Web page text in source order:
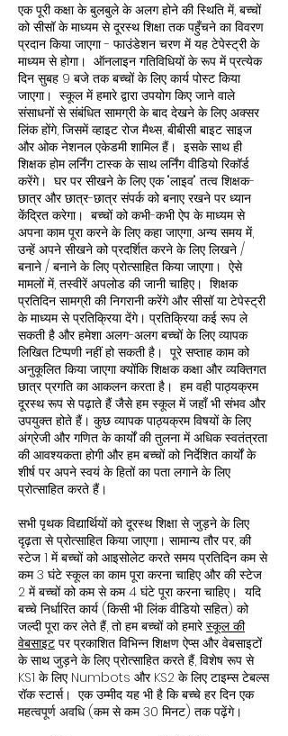
एक पूरी कक्षा के बुलबुले के अलग होने की स्थिति में, बच्चों
को सीसॉ के माध्यम से दूरस्थ शिक्षा तक पहुँचने का विवरण
प्रदान किया जाएगा - फाउंडेशन चरण में यह टेपेस्ट्री के
माध्यम से होगा। ऑनलाइन गतिविधियों के रूप में प्रत्येक
दिन सुबह 9 बजे तक बच्चों के लिए कार्य पोस्ट किया
जाएगा। स्कूल में हमारे द्वारा उपयोग किए जाने वाले
संसाधनों से संबंधित सामग्री के बाद देखने के लिए अक्सर
लिंक होंगे, जिसमें व्हाइट रोज मैथ्स, बीबीसी बाइट साइज
और ओक नेशनल एकेडमी शामिल हैं। इसके साथ ही
शिक्षक होम लर्निंग टास्क के साथ लर्निंग वीडियो रिकॉर्ड
करेंगे। घर पर सीखने के लिए एक "लाइव" तत्व शिक्षक-
छात्र और छात्र-छात्र संपर्क को बनाए रखने पर ध्यान
केंद्रित करेगा। बच्चों को कभी-कभी ऐप के माध्यम से
अपना काम पूरा करने के लिए कहा जाएगा, अन्य समय में,
उन्हें अपने सीखने को प्रदर्शित करने के लिए लिखने /
बनाने / बनाने के लिए प्रोत्साहित किया जाएगा। ऐसे
मामलों में, तस्वीरें अपलोड की जानी चाहिए। शिक्षक
प्रतिदिन सामग्री की निगरानी करेंगे और सीसॉ या टेपेस्ट्री
के माध्यम से प्रतिक्रिया देंगे। प्रतिक्रिया कई रूप ले
सकती है और हमेशा अलग-अलग बच्चों के लिए व्यापक
लिखित टिप्पणी नहीं हो सकती है। पूरे सप्ताह काम को
अनुकूलित किया जाएगा क्योंकि शिक्षक कक्षा और व्यक्तिगत
छात्र प्रगति का आकलन करता है। हम वही पाठ्यक्रम
दूरस्थ रूप से पढ़ाते हैं जैसे हम स्कूल में जहाँ भी संभव और
उपयुक्त होते हैं। कुछ व्यापक पाठ्यक्रम विषयों के लिए
अंग्रेजी और गणित के कार्यों की तुलना में अधिक स्वतंत्रता
की आवश्यकता होगी और हम बच्चों को निर्देशित कार्यों के
शीर्ष पर अपने स्वयं के हितों का पता लगाने के लिए
प्रोत्साहित करते हैं।
सभी पृथक विद्यार्थियों को दूरस्थ शिक्षा से जुड़ने के लिए
दृढ़ता से प्रोत्साहित किया जाएगा। सामान्य तौर पर, की
स्टेज 1 में बच्चों को आइसोलेट करते समय प्रतिदिन कम से
कम 3 घंटे स्कूल का काम पूरा करना चाहिए और की स्टेज
2 में बच्चों को कम से कम 4 घंटे पूरा करना चाहिए। यदि
बच्चे निर्धारित कार्य (किसी भी लिंक वीडियो सहित) को
जल्दी पूरा कर लेते हैं, तो हम बच्चों को हमारेस्कूल की
वेबसाइट पर प्रकाशित विभिन्न शिक्षण ऐप्स और वेबसाइटों
के साथ जुड़ने के लिए प्रोत्साहित करते हैं, विशेष रूप से
KS1 के लिए Numbots और KS2 के लिए टाइम्स टेबल्स
रॉक स्टार्स। एक उम्मीद यह भी है कि बच्चे हर दिन एक
महत्वपूर्ण अवधि (कम से कम 30 मिनट) तक पढ़ेंगे।